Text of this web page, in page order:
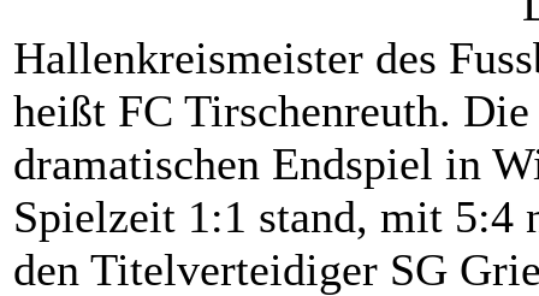
Hallenkreismeister des
heißt FC Tirschenreuth.
dramatischen Endspiel in
Spielzeit 1:1 stand, mit 5:4
den Titelverteidiger SG